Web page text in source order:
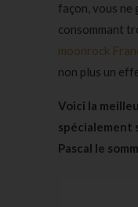
façon, vous ne
consommant
moonrock
non plus un
Voici la
spécialement
Pascal le